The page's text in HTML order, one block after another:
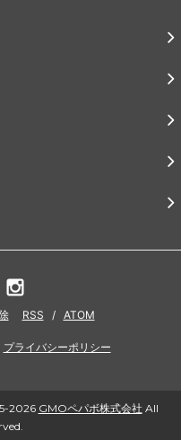
RSS / ATOM
プライバシーポリシー
2026 GMOペパボ株式会社 All